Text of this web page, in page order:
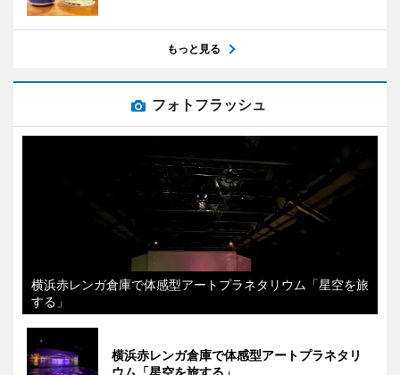
もっと見る
フォトフラッシュ
横浜赤レンガ倉庫で体感型アートプラネタリウム「星空を旅
する」
横浜赤レンガ倉庫で体感型アートプラネタリ
ウム「星空を旅する」